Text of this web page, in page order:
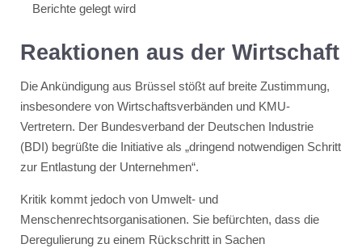
Berichte gelegt wird
Reaktionen aus der Wirtschaft
Die Ankündigung aus Brüssel stößt auf breite Zustimmung,
insbesondere von Wirtschaftsverbänden und KMU-
Vertretern. Der Bundesverband der Deutschen Industrie
(BDI) begrüßte die Initiative als „dringend notwendigen Schritt
zur Entlastung der Unternehmen“.
Kritik kommt jedoch von Umwelt- und
Menschenrechtsorganisationen. Sie befürchten, dass die
Deregulierung zu einem Rückschritt in Sachen